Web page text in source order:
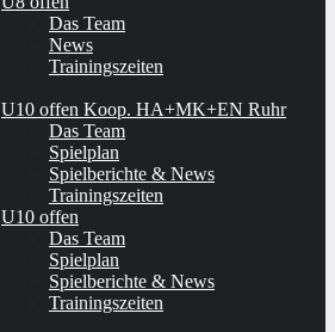
Das Team
News
Trainingszeiten
U10 offen Koop. HA+MK+EN Ruhr
Das Team
Spielplan
Spielberichte & News
Trainingszeiten
U10 offen
Das Team
Spielplan
Spielberichte & News
Trainingszeiten